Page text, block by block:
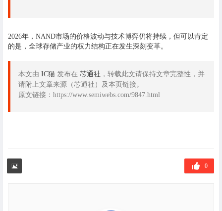
2026年，NAND市场的价格波动与技术博弈仍将持续，但可以肯定
的是，全球存储产业的权力结构正在发生深刻变革。
本文由 IC猫 发布在 芯通社 ，转载此文请保持文章完整性，并
请附上文章来源（芯通社）及本页链接。
原文链接：https://www.semiwebs.com/9847.html
0